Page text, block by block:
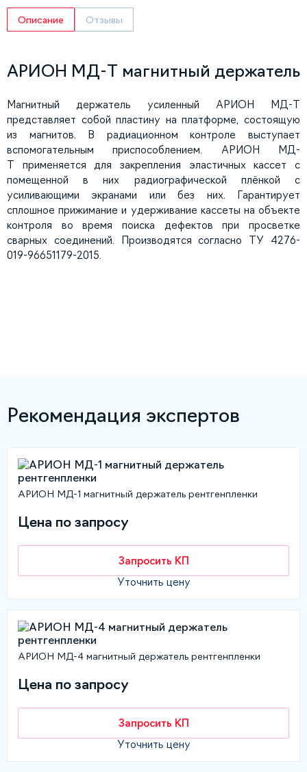
Описание Отзывы
АРИОН МД-Т магнитный держатель
Магнитный держатель усиленный АРИОН МД-Т
представляет собой пластину на платформе, состоящую
из магнитов. В радиационном контроле выступает
вспомогательным приспособлением. АРИОН МД-
Т применяется для закрепления эластичных кассет с
помещенной в них радиографической плёнкой с
усиливающими экранами или без них. Гарантирует
сплошное прижимание и удерживание кассеты на объекте
контроля во время поиска дефектов при просветке
сварных соединений. Производятся согласно ТУ 4276-
019-96651179-2015.
Рекомендация экспертов
АРИОН МД-1 магнитный держатель рентгенпленки
Цена по запросу
Запросить КП
Уточнить цену
АРИОН МД-4 магнитный держатель рентгенпленки
Цена по запросу
Запросить КП
Уточнить цену